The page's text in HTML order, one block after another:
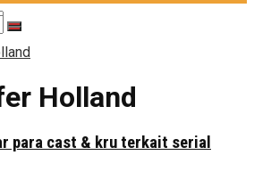
Holland
para cast & kru terkait serial